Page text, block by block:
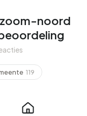
noord
119